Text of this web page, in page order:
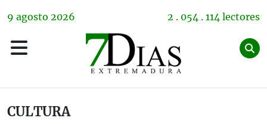
9 agosto 2026 2 . 054 . 114 lectores
CULTURA